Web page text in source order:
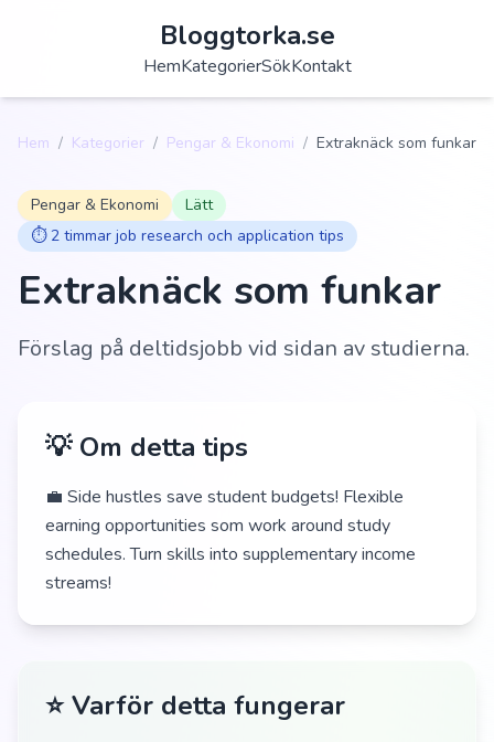
Bloggtorka.se
HemKategorierSökKontakt
Hem / Kategorier / Pengar & Ekonomi / Extraknäck som funkar
Pengar & Ekonomi
Lätt
⏱️ 2 timmar job research och application tips
Extraknäck som funkar
Förslag på deltidsjobb vid sidan av studierna.
💡 Om detta tips
💼 Side hustles save student budgets! Flexible
earning opportunities som work around study
schedules. Turn skills into supplementary income
streams!
⭐ Varför detta fungerar